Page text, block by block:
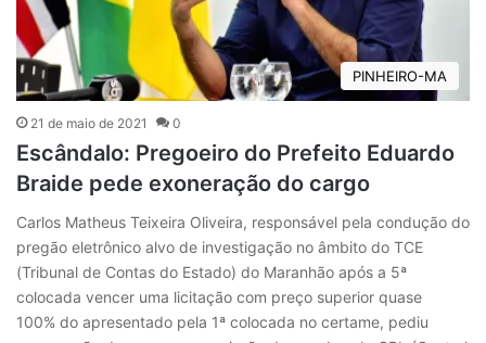
PINHEIRO-MA
21 de maio de 2021 0
Escândalo: Pregoeiro do Prefeito Eduardo
Braide pede exoneração do cargo
Carlos Matheus Teixeira Oliveira, responsável pela condução do
pregão eletrônico alvo de investigação no âmbito do TCE
(Tribunal de Contas do Estado) do Maranhão após a 5ª
colocada vencer uma licitação com preço superior quase
100% do apresentado pela 1ª colocada no certame, pediu